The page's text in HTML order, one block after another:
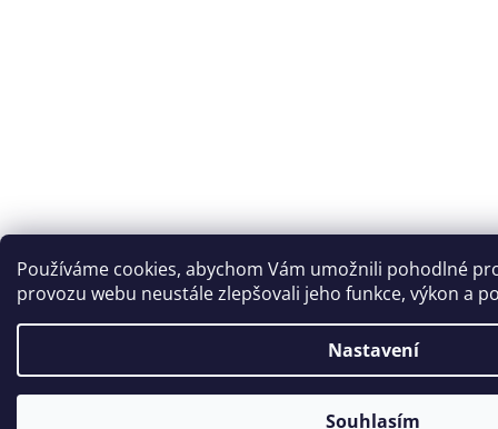
Používáme cookies, abychom Vám umožnili pohodlné
provozu webu neustále zlepšovali jeho funkce, výkon a
Nastavení
Souhlasím